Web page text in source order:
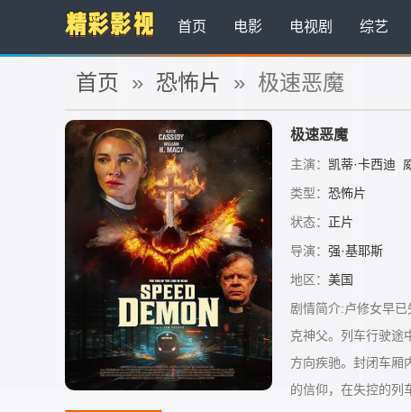
首页 电影 电视剧 综艺
首页 » 恐怖片 » 极速恶魔
极速恶魔
主演： 凯蒂·卡西迪
类型： 恐怖片
状态： 正片
导演： 强·基耶斯
地区： 美国
剧情简介:卢修女早
克神父。列车行驶途
方向疾驰。封闭车厢
的信仰，在失控的列